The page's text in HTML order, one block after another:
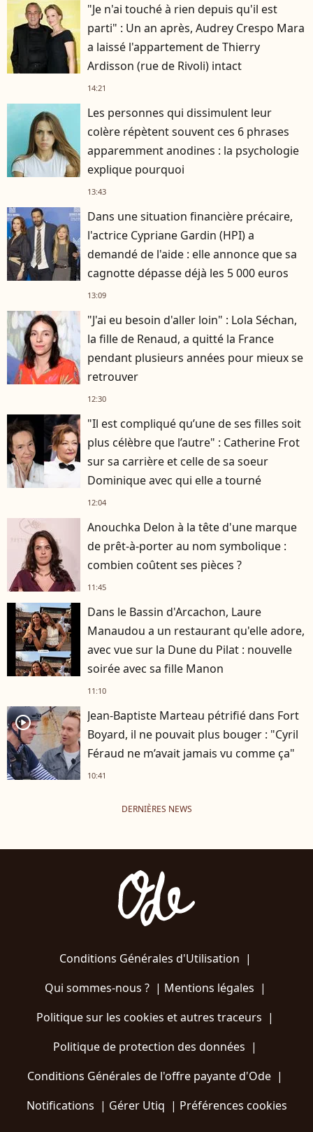
"Je n'ai touché à rien depuis qu'il est
parti" : Un an après, Audrey Crespo Mara
a laissé l'appartement de Thierry
Ardisson (rue de Rivoli) intact
14:21
Les personnes qui dissimulent leur
colère répètent souvent ces 6 phrases
apparemment anodines : la psychologie
explique pourquoi
13:43
Dans une situation financière précaire,
l'actrice Cypriane Gardin (HPI) a
demandé de l'aide : elle annonce que sa
cagnotte dépasse déjà les 5 000 euros
13:09
"J'ai eu besoin d'aller loin" : Lola Séchan,
la fille de Renaud, a quitté la France
pendant plusieurs années pour mieux se
retrouver
12:30
"Il est compliqué qu’une de ses filles soit
plus célèbre que l’autre" : Catherine Frot
sur sa carrière et celle de sa soeur
Dominique avec qui elle a tourné
12:04
Anouchka Delon à la tête d'une marque
de prêt-à-porter au nom symbolique :
combien coûtent ses pièces ?
11:45
Dans le Bassin d'Arcachon, Laure
Manaudou a un restaurant qu'elle adore,
avec vue sur la Dune du Pilat : nouvelle
soirée avec sa fille Manon
11:10
player2
Jean-Baptiste Marteau pétrifié dans Fort
Boyard, il ne pouvait plus bouger : "Cyril
Féraud ne m’avait jamais vu comme ça"
10:41
DERNIÈRES NEWS
Conditions Générales d'Utilisation |
Qui sommes-nous ?| Mentions légales |
Politique sur les cookies et autres traceurs |
Politique de protection des données |
Conditions Générales de l'offre payante d'Ode |
Notifications | Gérer Utiq | Préférences cookies